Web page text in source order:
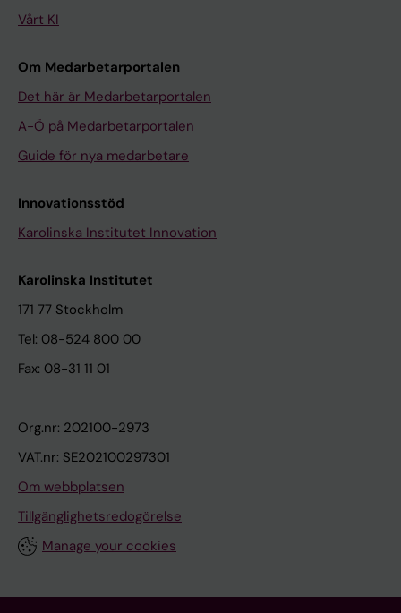
Vårt KI
Om Medarbetarportalen
Det här är Medarbetarportalen
A-Ö på Medarbetarportalen
Guide för nya medarbetare
Innovationsstöd
Karolinska Institutet Innovation
Karolinska Institutet
171 77 Stockholm
Tel: 08-524 800 00
Fax: 08-31 11 01
Org.nr: 202100-2973
VAT.nr: SE202100297301
Om webbplatsen
Tillgänglighetsredogörelse
Manage your cookies